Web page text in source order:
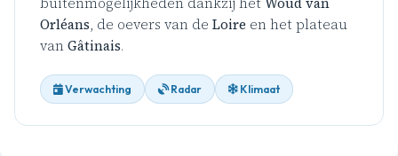
Orléans, de oevers van de Loire en het plateau
vanGâtinais.
Verwachting Radar Klimaat